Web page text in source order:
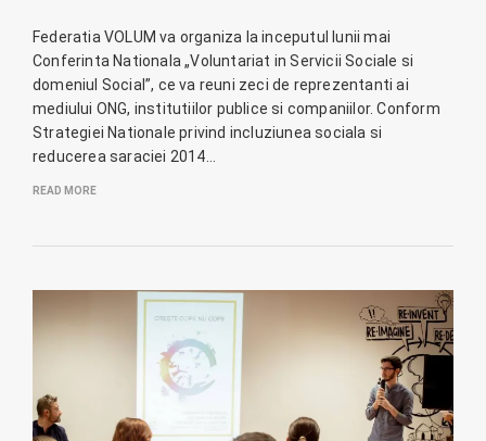
Federatia VOLUM va organiza la inceputul lunii mai
Conferinta Nationala „Voluntariat in Servicii Sociale si
domeniul Social”, ce va reuni zeci de reprezentanti ai
mediului ONG, institutiilor publice si companiilor. Conform
Strategiei Nationale privind incluziunea sociala si
reducerea saraciei 2014…
READ MORE